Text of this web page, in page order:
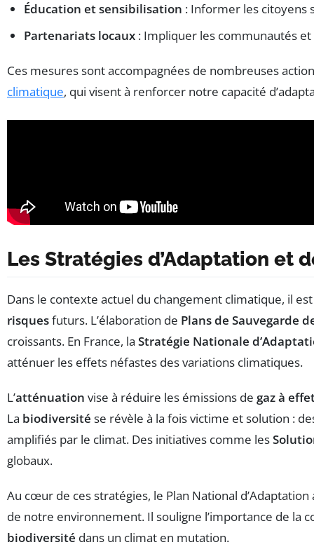
Éducation et sensibilisation : Informer les citoyens
Partenariats locaux : Impliquer les communautés
Ces mesures sont accompagnées de nombreuses
climatique, qui visent à renforcer notre capacité
Les Stratégies d’Adaptation et
Dans le contexte actuel du changement climatique, il
risquesfuturs. L’élaboration de Plans de Sauvegarde
croissants. En France, la Stratégie Nationale
atténuer les effets néfastes des variations climatiques.
L’atténuation vise à réduire les émissions de gaz à
La biodiversité se révèle à la fois victime et solution :
amplifiés par le climat. Des initiatives comme les
globaux.
Au cœur de ces stratégies, le Plan National
de notre environnement. Il souligne l’importance de la
biodiversité dans un climat en mutation.